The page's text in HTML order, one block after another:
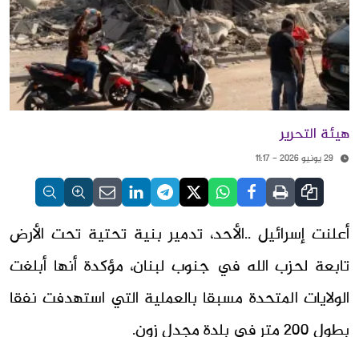
هيئة التحرير
29 يونيو 2026 - 11:17
أعلنت إسرائيل ..الأحد، تدمير بنية تحتية تحت الأرض
تابعة لحزب الله في جنوب لبنان، مؤكدة أنها أبلغت
الولايات المتحدة مسبقا بالعملية التي استهدفت نفقا
بطول 200 متر في بلدة مجدل زون.